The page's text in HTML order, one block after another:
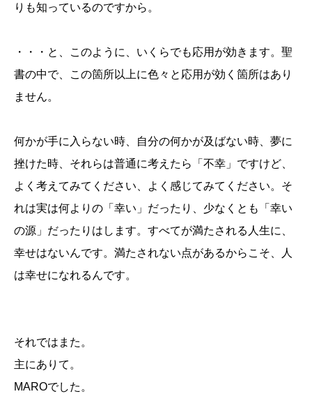
りも知っているのですから。
・・・と、このように、いくらでも応用が効きます。聖
書の中で、この箇所以上に色々と応用が効く箇所はあり
ません。
何かが手に入らない時、自分の何かが及ばない時、夢に
挫けた時、それらは普通に考えたら「不幸」ですけど、
よく考えてみてください、よく感じてみてください。そ
れは実は何よりの「幸い」だったり、少なくとも「幸い
の源」だったりはします。すべてが満たされる人生に、
幸せはないんです。満たされない点があるからこそ、人
は幸せになれるんです。
それではまた。
主にありて。
MAROでした。